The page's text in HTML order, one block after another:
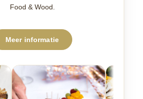
Food & Wood.
Meer informatie